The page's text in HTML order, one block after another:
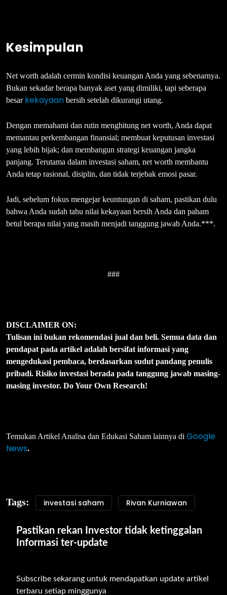
Kesimpulan
Net worth adalah cermin kondisi keuangan Anda yang sebenarnya.
Bukan sekadar berapa banyak aset yang dimiliki, tapi seberapa
besar kekayaan bersih setelah dikurangi utang.
Dengan memahami dan rutin menghitung net worth, Anda dapat
memantau perkembangan finansial; membuat keputusan investasi
yang lebih bijak; dan membangun strategi keuangan jangka
panjang. Terutama dalam investasi saham, net worth membantu
Anda tetap rasional, disiplin, dan tidak terjebak emosi pasar.
Jadi, sebelum fokus mengejar keuntungan di saham, pastikan dulu
bahwa Anda sudah tahu nilai kekayaan bersih Anda dan paham
betul berapa nilai yang masih menjadi tanggung jawab Anda.***.
###
DISCLAIMER ON:
Tulisan ini bukan rekomendasi jual dan beli. Semua data dan
pendapat pada artikel adalah bersifat informasi yang
mengedukasi pembaca, berdasarkan sudut pandang penulis
pribadi. Risiko investasi berada pada tanggung jawab masing-
masing investor. Do Your Own Research!
Temukan Artikel Analisa dan Edukasi Saham lainnya di Google
News.
Tags: investasi saham Rivan Kurniawan
Pastikan rekan Investor tidak ketinggalan
Informasi ter-update
Subscribe sekarang untuk mendapatkan update artikel
terbaru setiap minggunya